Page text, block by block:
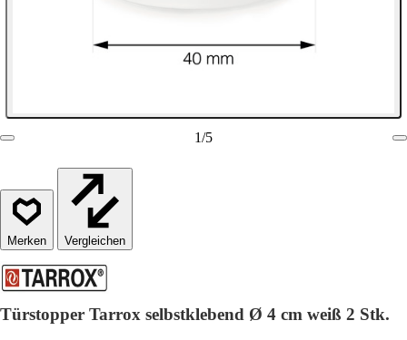
1/5
Vergleichen
Türstopper Tarrox selbstklebend Ø 4 cm weiß 2 Stk.